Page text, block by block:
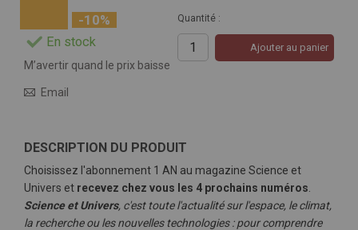
-10%
En stock
Quantité :
Ajouter au panier
M’avertir quand le prix baisse
Email
DESCRIPTION DU PRODUIT
Choisissez l'abonnement 1 AN au magazine Science et
Univers et recevez chez vous les 4 prochains numéros
Science et Univers, c'est toute l'actualité sur l'espace, le climat,
la recherche ou les nouvelles technologies : pour comprendre